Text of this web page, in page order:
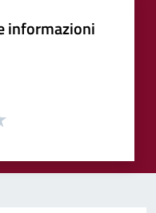
informazioni